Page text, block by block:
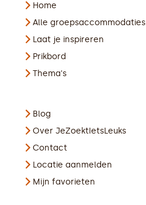
Home
Alle groepsaccommodaties
Laat je inspireren
Prikbord
Thema's
Blog
Over JeZoektIetsLeuks
Contact
Locatie aanmelden
Mijn favorieten